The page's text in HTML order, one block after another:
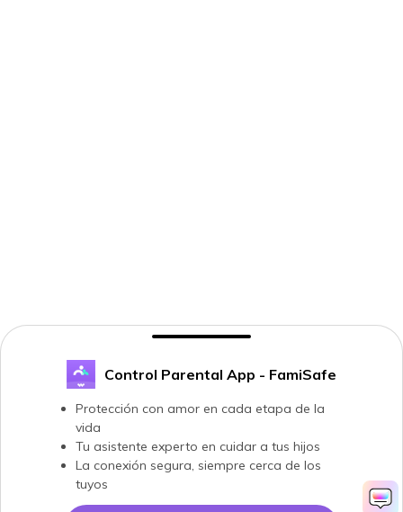
Control Parental App - FamiSafe
Protección con amor en cada etapa de la
vida
Tu asistente experto en cuidar a tus hijos
La conexión segura, siempre cerca de los
tuyos